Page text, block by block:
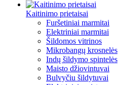
Kaitinimo prietaisai
Furšetiniai marmitai
Elektriniai marmitai
Šildomos vitrinos
Mikrobangų krosnelės
Indų šildymo spintelės
Maisto džiovintuvai
Bulvyčiu šildytuvai